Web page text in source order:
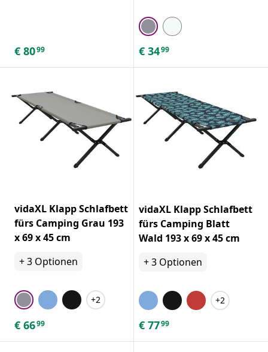
€ 8099 € 3499
vidaXL Klapp Schlafbett
fürs Camping Grau 193
x 69 x 45 cm
+3 Optionen
+2
€ 6699
vidaXL Klapp Schlafbett
fürs Camping Blatt
Wald 193 x 69 x 45 cm
+3 Optionen
+2
€ 7799